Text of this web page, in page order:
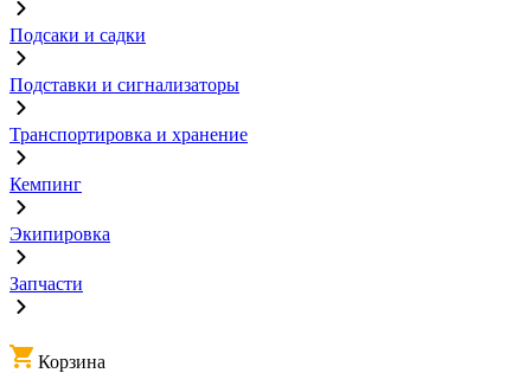
Подсаки и садки
Подставки и сигнализаторы
Транспортировка и хранение
Кемпинг
Экипировка
Запчасти
Корзина